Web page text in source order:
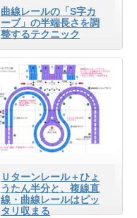
曲線レールの「S字カ
ーブ」の半端長さを調
整するテクニック
Ｕターンレール＋ひょ
うたん半分と、複線直
線・曲線レールはピッ
タリ収まる